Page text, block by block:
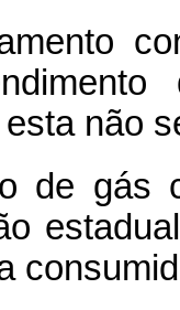
não
de gás